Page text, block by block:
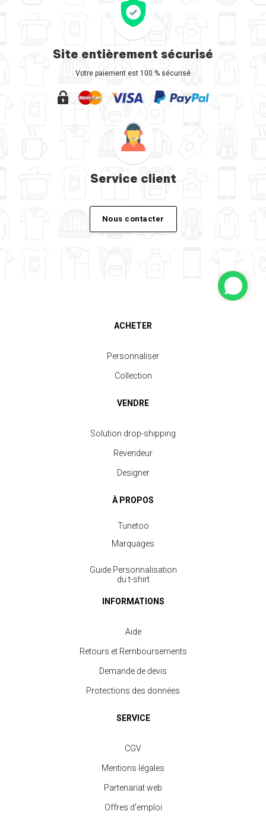
Site entièrement sécurisé
Votre paiement est 100 % sécurisé
Service client
Nous contacter
ACHETER
Personnaliser
Collection
VENDRE
Solution drop-shipping
Revendeur
Designer
À PROPOS
Tunetoo
Marquages
Guide Personnalisation
du t-shirt
INFORMATIONS
Aide
Retours et Remboursements
Demande de devis
Protections des données
SERVICE
CGV
Mentions légales
Partenariat web
Offres d'emploi